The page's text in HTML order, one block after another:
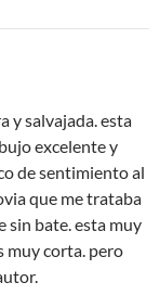
y salvajada. esta
excelente y
de sentimiento al
que me trataba
sin bate. esta muy
muy corta. pero